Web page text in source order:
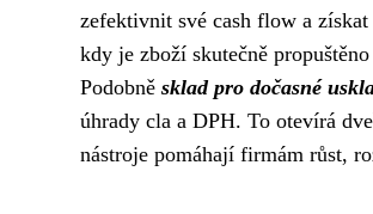
zefektivnit své cash flow a
kdy je zboží skutečně
Podobně sklad pro dočasné
úhrady cla a DPH. To otevírá
nástroje pomáhají firmám růst,